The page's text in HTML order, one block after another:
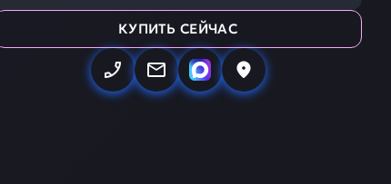
КУПИТЬ СЕЙЧАС